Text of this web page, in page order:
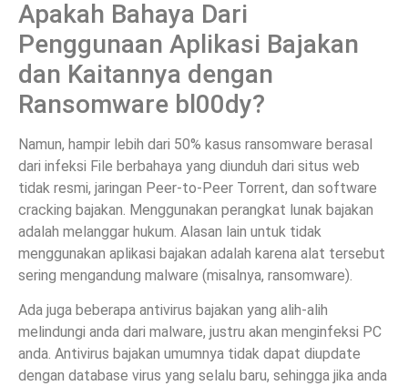
Apakah Bahaya Dari
Penggunaan Aplikasi Bajakan
dan Kaitannya dengan
Ransomware bl00dy?
Namun, hampir lebih dari 50% kasus ransomware berasal
dari infeksi File berbahaya yang diunduh dari situs web
tidak resmi, jaringan Peer-to-Peer Torrent, dan software
cracking bajakan. Menggunakan perangkat lunak bajakan
adalah melanggar hukum. Alasan lain untuk tidak
menggunakan aplikasi bajakan adalah karena alat tersebut
sering mengandung malware (misalnya, ransomware).
Ada juga beberapa antivirus bajakan yang alih-alih
melindungi anda dari malware, justru akan menginfeksi PC
anda. Antivirus bajakan umumnya tidak dapat diupdate
dengan database virus yang selalu baru, sehingga jika anda